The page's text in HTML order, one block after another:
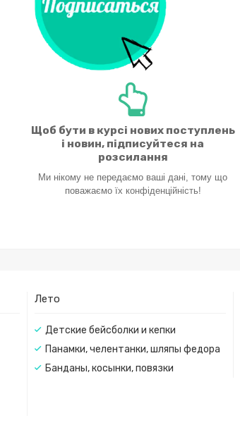
Щоб бути в курсі нових поступлень
і новин, підписуйтеся на
розсилання
Ми нікому не передаємо ваші дані, тому що
поважаємо їх конфіденційність!
Лето
Детские бейсболки и кепки
Панамки, челентанки, шляпы федора
Банданы, косынки, повязки